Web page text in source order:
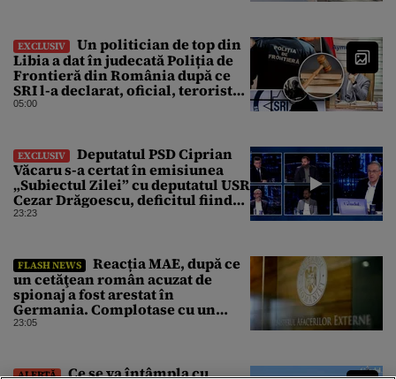
EXCLUSIV
Un politician de top din
Libia a dat în judecată Poliția de
Frontieră din România după ce
SRI l-a declarat, oficial, terorist
ISIS
05:00
EXCLUSIV
Deputatul PSD Ciprian
Văcaru s-a certat în emisiunea
„Subiectul Zilei” cu deputatul USR
Cezar Drăgoescu, deficitul fiind
motivul scandalului
23:23
FLASH NEWS
Reacția MAE, după ce
un cetăţean român acuzat de
spionaj a fost arestat în
Germania. Complotase cu un
ucrainean ca să asasineze un
23:05
ALERTĂ
Ce se va întâmpla cu